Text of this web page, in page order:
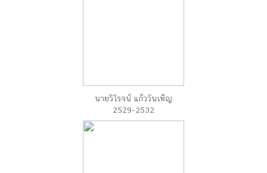
นายวิโรจน์ แก้ววันเพ็ญ
2529-2532